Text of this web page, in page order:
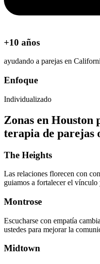
+10 años
ayudando a parejas en
Enfoque
Individualizado
Zonas en Houston
terapia de parejas
The Heights
Las relaciones florecen con
guiamos a fortalecer el vínculo
Montrose
Escucharse con empatía
ustedes para mejorar la
Midtown